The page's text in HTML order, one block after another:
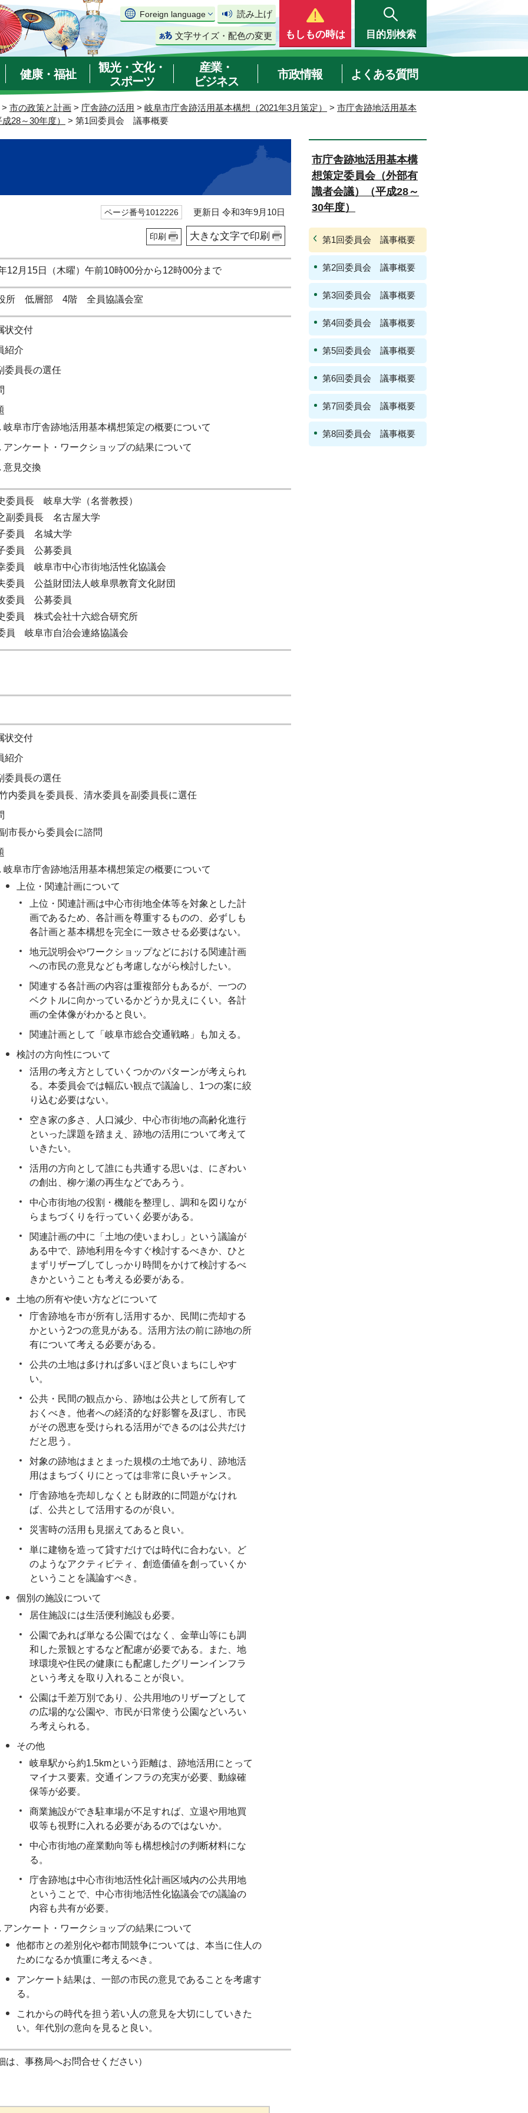
Foreign language 読み上げ
文字サイズ・配色の変更 もしもの時は 目的別検索
健康・福祉
観光・文化・
スポーツ
産業・
ビジネス
市政情報 よくある質問
> 市の政策と計画 > 庁舎跡の活用 > 岐阜市庁舎跡活用基本構想（2021年3月策定） > 市庁舎跡地活用基本
28～30年度）
> 第1回委員会 議事概要
ページ番号1012226 更新日 令和3年9月10日
印刷 大きな文字で印刷
12月15日（木曜）午前10時00分から12時00分まで
所 低層部 4階 全員協議会室
状交付
紹介
委員長の選任
岐阜市庁舎跡地活用基本構想策定の概要について
アンケート・ワークショップの結果について
意見交換
委員長 岐阜大学（名誉教授）
副委員長 名古屋大学
委員 名城大学
委員 公募委員
委員 岐阜市中心市街地活性化協議会
委員 公益財団法人岐阜県教育文化財団
委員 公募委員
委員 株式会社十六総合研究所
員 岐阜市自治会連絡協議会
状交付
紹介
委員長の選任
内委員を委員長、清水委員を副委員長に選任
市長から委員会に諮問
岐阜市庁舎跡地活用基本構想策定の概要について
上位・関連計画について
上位・関連計画は中心市街地全体等を対象とした計
画であるため、各計画を尊重するものの、必ずしも
各計画と基本構想を完全に一致させる必要はない。
地元説明会やワークショップなどにおける関連計画
への市民の意見なども考慮しながら検討したい。
関連する各計画の内容は重複部分もあるが、一つの
ベクトルに向かっているかどうか見えにくい。各計
画の全体像がわかると良い。
関連計画として「岐阜市総合交通戦略」も加える。
検討の方向性について
活用の考え方としていくつかのパターンが考えられ
る。本委員会では幅広い観点で議論し、1つの案に絞
り込む必要はない。
空き家の多さ、人口減少、中心市街地の高齢化進行
といった課題を踏まえ、跡地の活用について考えて
いきたい。
活用の方向として誰にも共通する思いは、にぎわい
の創出、柳ケ瀬の再生などであろう。
中心市街地の役割・機能を整理し、調和を図りなが
らまちづくりを行っていく必要がある。
関連計画の中に「土地の使いまわし」という議論が
ある中で、跡地利用を今すぐ検討するべきか、ひと
まずリザーブしてしっかり時間をかけて検討するべ
きかということも考える必要がある。
土地の所有や使い方などについて
庁舎跡地を市が所有し活用するか、民間に売却する
かという2つの意見がある。活用方法の前に跡地の所
有について考える必要がある。
公共の土地は多ければ多いほど良いまちにしやす
い。
公共・民間の観点から、跡地は公共として所有して
おくべき。他者への経済的な好影響を及ぼし、市民
がその恩恵を受けられる活用ができるのは公共だけ
だと思う。
対象の跡地はまとまった規模の土地であり、跡地活
用はまちづくりにとっては非常に良いチャンス。
庁舎跡地を売却しなくとも財政的に問題がなけれ
ば、公共として活用するのが良い。
災害時の活用も見据えてあると良い。
単に建物を造って貸すだけでは時代に合わない。ど
のようなアクティビティ、創造価値を創っていくか
ということを議論すべき。
個別の施設について
居住施設には生活便利施設も必要。
公園であれば単なる公園ではなく、金華山等にも調
和した景観とするなど配慮が必要である。また、地
球環境や住民の健康にも配慮したグリーンインフラ
という考えを取り入れることが良い。
公園は千差万別であり、公共用地のリザーブとして
の広場的な公園や、市民が日常使う公園などいろい
ろ考えられる。
その他
岐阜駅から約1.5kmという距離は、跡地活用にとって
マイナス要素。交通インフラの充実が必要、動線確
保等が必要。
商業施設ができ駐車場が不足すれば、立退や用地買
収等も視野に入れる必要があるのではないか。
中心市街地の産業動向等も構想検討の判断材料にな
る。
庁舎跡地は中心市街地活性化計画区域内の公共用地
ということで、中心市街地活性化協議会での議論の
内容も共有が必要。
アンケート・ワークショップの結果について
他都市との差別化や都市間競争については、本当に住人の
ためになるか慎重に考えるべき。
アンケート結果は、一部の市民の意見であることを考慮す
る。
これからの時代を担う若い人の意見を大切にしていきた
い。年代別の意向を見ると良い。
は、事務局へお問合せください）
市庁舎跡地活用基本構
想策定委員会（外部有
識者会議）（平成28～
30年度）
第1回委員会 議事概要
第2回委員会 議事概要
第3回委員会 議事概要
第4回委員会 議事概要
第5回委員会 議事概要
第6回委員会 議事概要
第7回委員会 議事概要
第8回委員会 議事概要